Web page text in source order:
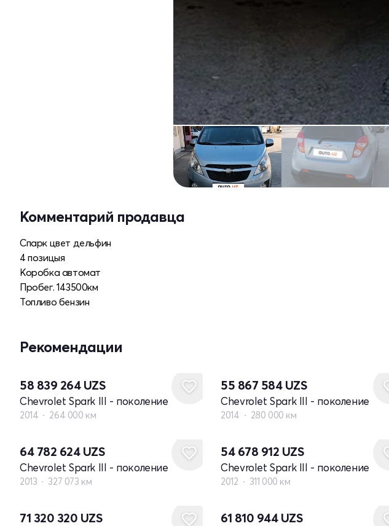
Комментарий продавца
Спарк цвет дельфин
4 позицыя
Коробка автомат
Пробег. 143500км
Топливо бензин
Рекомендации
58 839 264 UZS
Chevrolet Spark III - поколение
2014 264 000 км
55 867 584 UZS
Chevrolet Spark III - поколение
2014 280 000 км
64 782 624 UZS
Chevrolet Spark III - поколение
2013 327 073 км
54 678 912 UZS
Chevrolet Spark III - поколение
2012 311 000 км
71 320 320 UZS 61 810 944 UZS